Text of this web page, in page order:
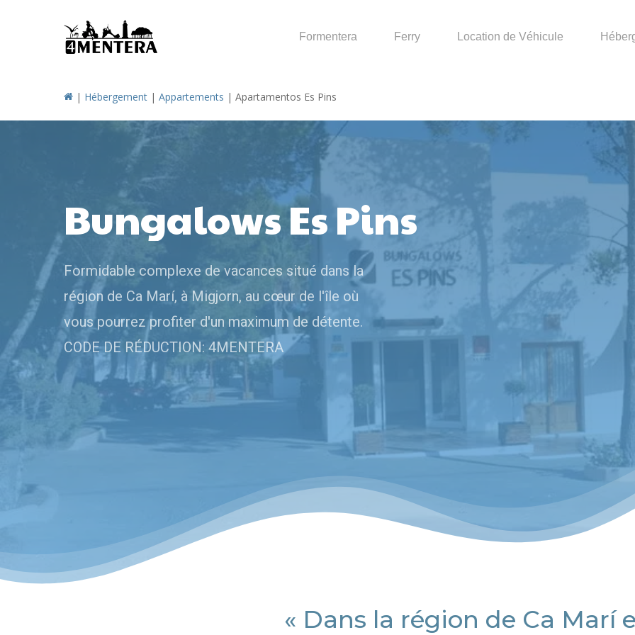
Formentera Ferry Location de Véhicule
| Hébergement | Appartements | Apartamentos Es Pins
Bungalows Es Pins
Formidable complexe de vacances situé dans la
région de Ca Marí, à Migjorn, au cœur de l'île où
vous pourrez profiter d'un maximum de détente.
CODE DE RÉDUCTION: 4MENTERA
« Dans la région de Ca Marí